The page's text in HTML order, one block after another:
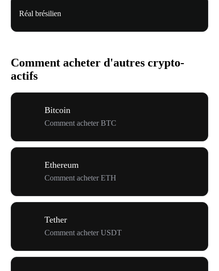
Réal brésilien
Comment acheter d'autres crypto-
actifs
Bitcoin
Comment acheter BTC
Ethereum
Comment acheter ETH
Tether
Comment acheter USDT